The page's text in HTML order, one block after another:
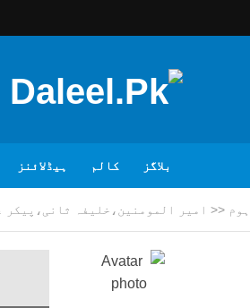
بلاگز کالم ہیڈلائنز
ہوم << امیر المومنین،خلیفہ